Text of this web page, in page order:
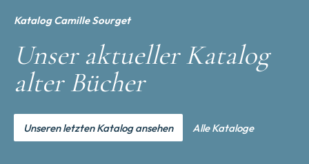
Katalog Camille Sourget
Unser aktueller Katalog
alter Bücher
Unseren letzten Katalog ansehen Alle Kataloge